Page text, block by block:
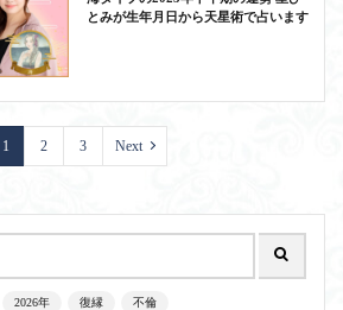
とみが生年月日から天星術で占います
1 2 3 Next
2026年 復縁 不倫